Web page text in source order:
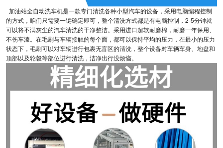
加油站全自动洗车机是一款专门清洗各种小型汽车的设备，采用电脑编程控制
的方式，咱们只需要一键确定即可，整个清洗方式都是有电脑控制，2-5分钟就
可以将不满灰尘的汽车清洗的干净整洁。采用进口超软耐磨棉，耐磨一年保用、
不伤车漆。在毛刷与车辆接触的每个面，都可以保持平均的压力，在最小的压力
状态下，毛刷可以对车辆进行包裹无盲区的清洗，整个设备对车辆车身、地盘和
顶部以及轮毂等部位进行清洗，洁净出行没烦恼。